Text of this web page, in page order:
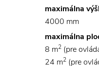
maximálna
4000 mm
maximálna
8 m2 (pre
24 m2 (pre